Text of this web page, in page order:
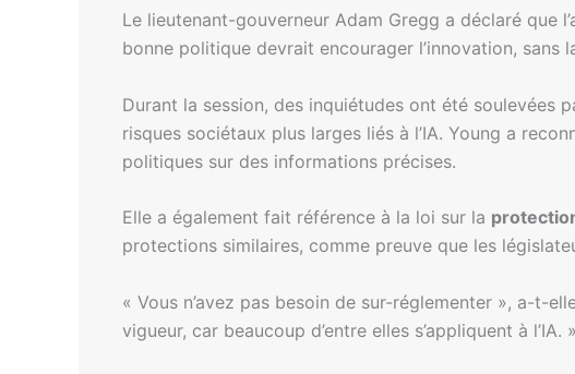
Le lieutenant-gouverneur Adam Gregg a déclaré que
bonne politique devrait encourager l’innovation,
Durant la session, des inquiétudes ont été soulevées
risques sociétaux plus larges liés à l’IA. Young a
politiques sur des informations précises.
Elle a également fait référence à la loi sur la
protections similaires, comme preuve que les
« Vous n’avez pas besoin de sur-réglementer », a-t-
vigueur, car beaucoup d’entre elles s’appliquent à l’IA. »